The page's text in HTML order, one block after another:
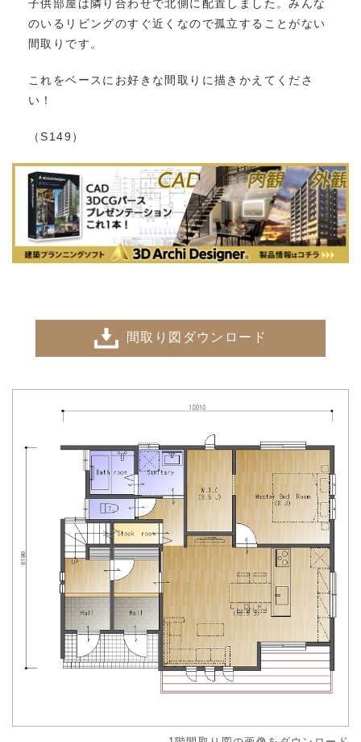
子供部屋は隣り合わせで北側に配置しました。みんな
のいるリビングのすぐ近くなので孤立することがない
間取りです。
これをベースにお好きな間取りに描きかえてくださ
い！
（S149）
間取り図ダウンロード